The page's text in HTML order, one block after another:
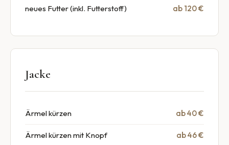
neues Futter (inkl. Futterstoff) ab 120 €
Jacke
Ärmel kürzen ab 40 €
Ärmel kürzen mit Knopf ab 46 €